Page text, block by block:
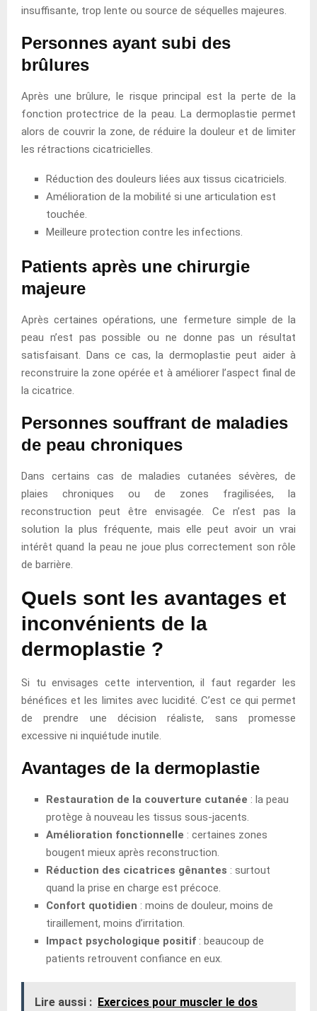
insuffisante, trop lente ou source de séquelles majeures.
Personnes ayant subi des
brûlures
Après une brûlure, le risque principal est la perte de la
fonction protectrice de la peau. La dermoplastie permet
alors de couvrir la zone, de réduire la douleur et de limiter
les rétractions cicatricielles.
Réduction des douleurs liées aux tissus cicatriciels.
Amélioration de la mobilité si une articulation est
touchée.
Meilleure protection contre les infections.
Patients après une chirurgie
majeure
Après certaines opérations, une fermeture simple de la
peau n’est pas possible ou ne donne pas un résultat
satisfaisant. Dans ce cas, la dermoplastie peut aider à
reconstruire la zone opérée et à améliorer l’aspect final de
la cicatrice.
Personnes souffrant de maladies
de peau chroniques
Dans certains cas de maladies cutanées sévères, de
plaies chroniques ou de zones fragilisées, la
reconstruction peut être envisagée. Ce n’est pas la
solution la plus fréquente, mais elle peut avoir un vrai
intérêt quand la peau ne joue plus correctement son rôle
de barrière.
Quels sont les avantages et
inconvénients de la
dermoplastie ?
Si tu envisages cette intervention, il faut regarder les
bénéfices et les limites avec lucidité. C’est ce qui permet
de prendre une décision réaliste, sans promesse
excessive ni inquiétude inutile.
Avantages de la dermoplastie
Restauration de la couverture cutanée : la peau
protège à nouveau les tissus sous-jacents.
Amélioration fonctionnelle : certaines zones
bougent mieux après reconstruction.
Réduction des cicatrices gênantes : surtout
quand la prise en charge est précoce.
Confort quotidien : moins de douleur, moins de
tiraillement, moins d’irritation.
Impact psychologique positif : beaucoup de
patients retrouvent confiance en eux.
Lire aussi : Exercices pour muscler le dos